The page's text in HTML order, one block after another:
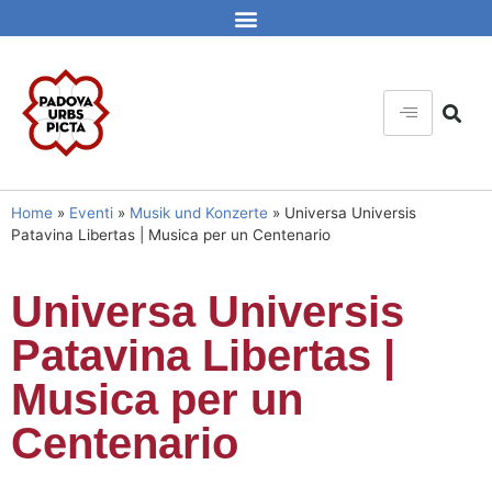
Home » Eventi » Musik und Konzerte » Universa Universis
Patavina Libertas | Musica per un Centenario
Universa Universis
Patavina Libertas |
Musica per un
Centenario